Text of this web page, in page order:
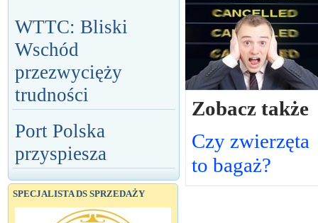
WTTC: Bliski
Wschód
przezwycięży
trudności
Port Polska
przyspiesza
SPECJALISTA DS SPRZEDAŻY
Zobacz także
Czy zwierzęta
to bagaż?